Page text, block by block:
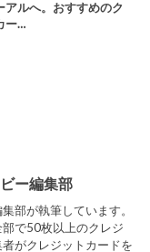
アルへ。おすすめのク
ー…
ー編集部
部が執筆しています。
で50枚以上のクレジ
がクレジットカードを